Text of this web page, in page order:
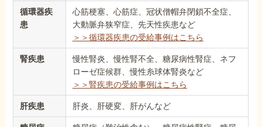
循環器疾
患
心筋梗塞、心筋症、冠状僧帽弁閉鎖不全症、
大動脈弁狭窄症、先天性疾患など
＞＞循環器疾患の受給事例はこちら
腎疾患
慢性腎炎、慢性腎不全、糖尿病性腎症、ネフ
ローゼ症候群、慢性糸球体腎炎など
＞＞腎疾患の受給事例はこちら
肝疾患 肝炎、肝硬変、肝がんなど